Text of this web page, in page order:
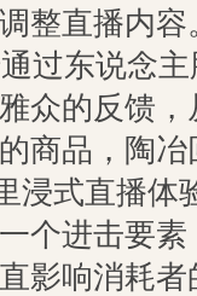
整直播内容
过东说念
众的反馈
商品，陶
浸式直播体
个进击要
影响消耗